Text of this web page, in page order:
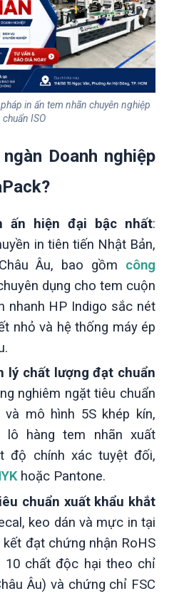
in ấn tem nhãn chuyên nghiệp
chuẩn ISO
Doanh nghiệp
ấn hiện đại bậc nhất:
in tiên tiến Nhật Bản,
Âu, bao gồm công
dụng cho tem cuộn
nhanh HP Indigo sắc nét
nhỏ và hệ thống máy ép
lý chất lượng đạt chuẩn
nghiêm ngặt tiêu chuẩn
và mô hình 5S khép kín,
lô hàng tem nhãn xuất
độ chính xác tuyệt đối,
hoặc Pantone.
chuẩn xuất khẩu khắt
keo dán và mực in tại
kết đạt chứng nhận RoHS
10 chất độc hại theo chỉ
Âu) và chứng chỉ FSC